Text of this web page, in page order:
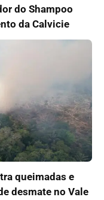
do Shampoo
da Calvicie
queimadas e
desmate no Vale